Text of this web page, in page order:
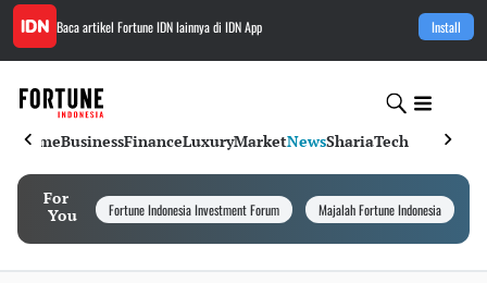
Baca artikel Fortune IDNlainnya di IDN App Install
HomeBusinessFinanceLuxuryMarketNewsShariaTech
For
You
Fortune Indonesia Investment Forum Majalah Fortune Indonesia